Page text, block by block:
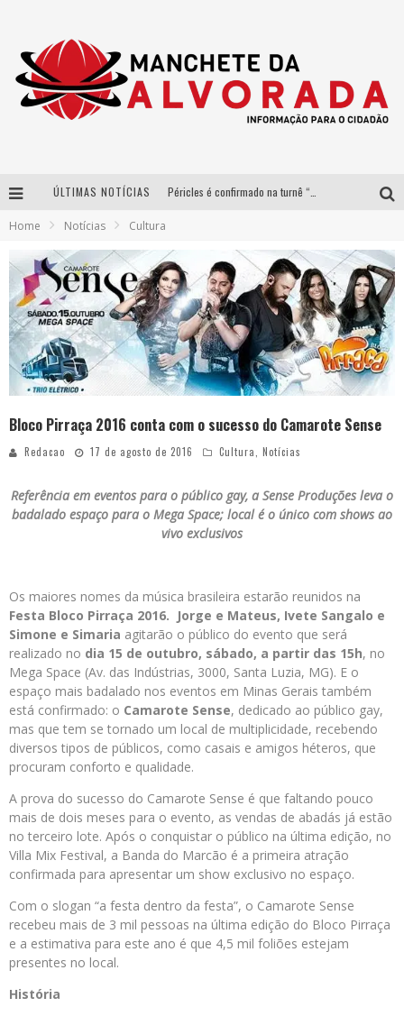
ÚLTIMAS NOTÍCIAS
Democratização do malte: Proibida utiliza estratégia de custo-benefício para o lazer do brasileiro
Yan traz a turnê nacional do PagodYANdo para Belo Horizonte
Home Notícias Cultura
Bloco Pirraça 2016 conta com o sucesso do Camarote Sense
Redacao 17 de agosto de 2016 Cultura, Notícias
Referência em eventos para o público gay, a Sense Produções leva o
badalado espaço para o Mega Space; local é o único com shows ao
vivo exclusivos
Os maiores nomes da música brasileira estarão reunidos na
Festa Bloco Pirraça 2016. Jorge e Mateus, Ivete Sangalo e
Simone e Simaria agitarão o público do evento que será
realizado no dia 15 de outubro, sábado, a partir das 15h, no
Mega Space (Av. das Indústrias, 3000, Santa Luzia, MG). E o
espaço mais badalado nos eventos em Minas Gerais também
está confirmado: o Camarote Sense, dedicado ao público gay,
mas que tem se tornado um local de multiplicidade, recebendo
diversos tipos de públicos, como casais e amigos héteros, que
procuram conforto e qualidade.
A prova do sucesso do Camarote Sense é que faltando pouco
mais de dois meses para o evento, as vendas de abadás já estão
no terceiro lote. Após o conquistar o público na última edição, no
Villa Mix Festival, a Banda do Marcão é a primeira atração
confirmada para apresentar um show exclusivo no espaço.
Com o slogan “a festa dentro da festa”, o Camarote Sense
recebeu mais de 3 mil pessoas na última edição do Bloco Pirraça
e a estimativa para este ano é que 4,5 mil foliões estejam
presentes no local.
História